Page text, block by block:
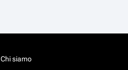
Chi siamo